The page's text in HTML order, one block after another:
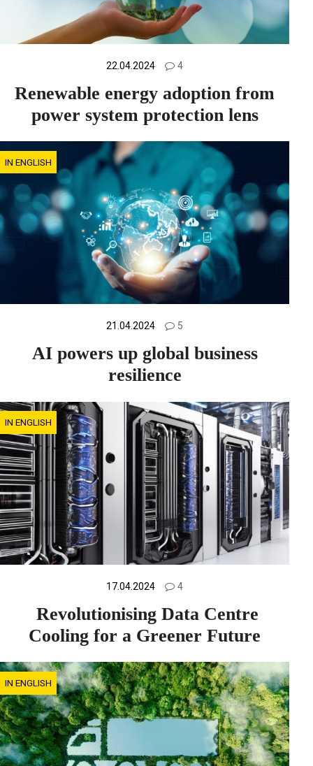
22.04.2024 4
Renewable energy adoption from
power system protection lens
IN ENGLISH
21.04.2024 5
AI powers up global business
resilience
IN ENGLISH
17.04.2024 4
Revolutionising Data Centre
Cooling for a Greener Future
IN ENGLISH